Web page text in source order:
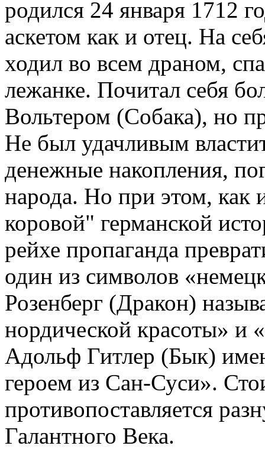
родился 24 января 1712
аскетом как и отец. На
ходил во всем драном,
лежанке. Почитал себя
Вольтером (Собака), но
Не был удачливым
денежные накопления,
народа. Но при этом, как
коровой" германской
рейхе пропаганда
один из символов
Розенберг (Дракон)
нордической красоты»
Адольф Гитлер (Бык)
героем из Сан-Суси».
противопоставляется
Галантного Века.